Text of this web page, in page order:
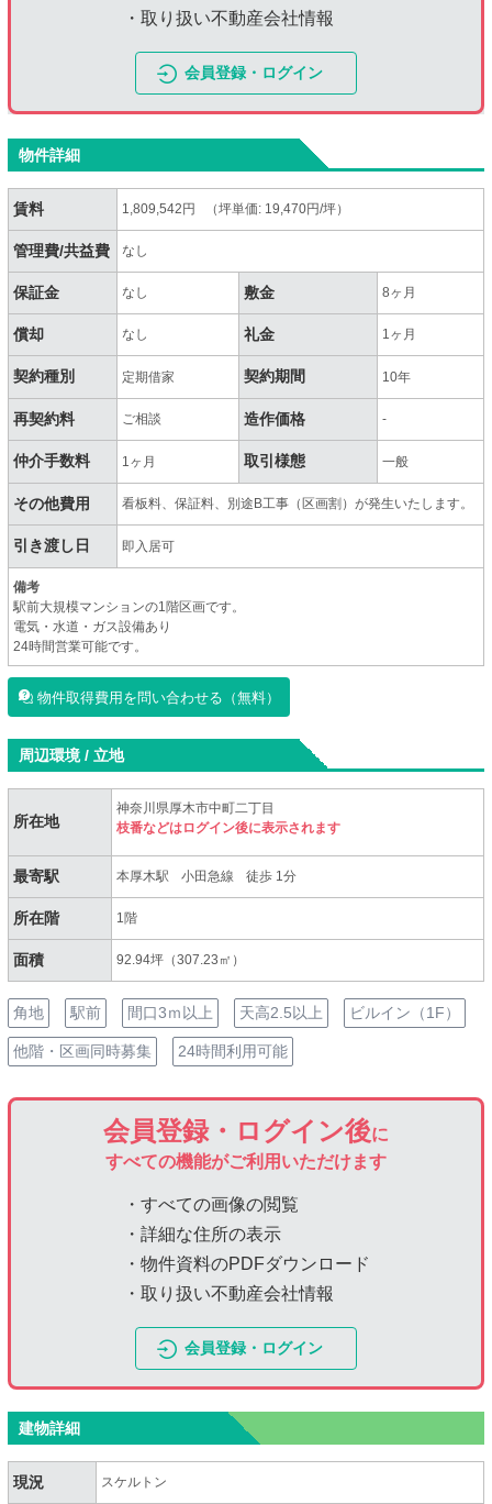
・取り扱い不動産会社情報
会員登録・ログイン
物件詳細
賃料 1,809,542円 （坪単価: 19,470円/坪）
管理費/共益費 なし
保証金 なし 敷金 8ヶ月
償却 なし 礼金 1ヶ月
契約種別 定期借家 契約期間 10年
再契約料 ご相談 造作価格 -
仲介手数料 1ヶ月 取引様態 一般
その他費用 看板料、保証料、別途B工事（区画割）が発生いたします。
引き渡し日 即入居可
備考
駅前大規模マンションの1階区画です。
電気・水道・ガス設備あり
24時間営業可能です。
物件取得費用を問い合わせる（無料）
周辺環境 / 立地
所在地
神奈川県厚木市中町二丁目
枝番などはログイン後に表示されます
最寄駅 本厚木駅 小田急線 徒歩 1分
所在階 1階
面積 92.94坪（307.23㎡）
角地 駅前 間口3ｍ以上 天高2.5以上 ビルイン（1F）
他階・区画同時募集 24時間利用可能
会員登録・ログイン後に
すべての機能がご利用いただけます
・すべての画像の閲覧
・詳細な住所の表示
・物件資料のPDFダウンロード
・取り扱い不動産会社情報
会員登録・ログイン
建物詳細
現況 スケルトン